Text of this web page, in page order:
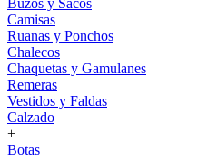
Buzos y Sacos
Camisas
Ruanas y Ponchos
Chalecos
Chaquetas y Gamulanes
Remeras
Vestidos y Faldas
Calzado
+
Botas